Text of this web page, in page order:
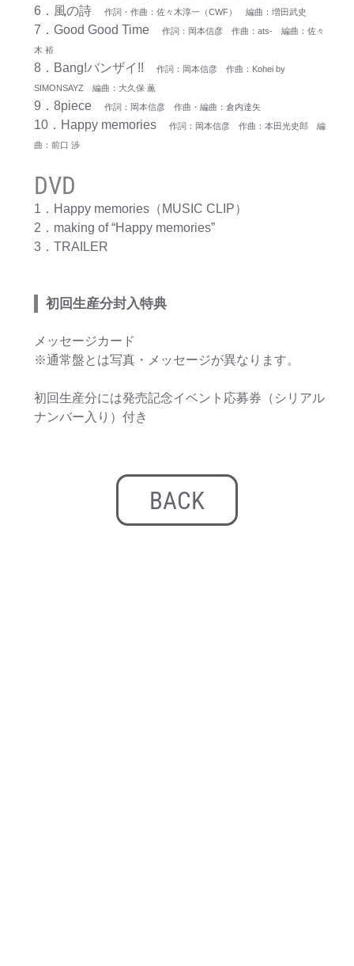
6．風の詩作詞・作曲：佐々木淳一（CWF） 編曲：増田武史
7．Good Good Time作詞：岡本信彦 作曲：ats‐ 編曲：佐々
木 裕
8．Bang!バンザイ!!作詞：岡本信彦 作曲：Kohei by
SIMONSAYZ 編曲：大久保 薫
9．8piece作詞：岡本信彦 作曲・編曲：倉内達矢
10．Happy memories作詞：岡本信彦 作曲：本田光史郎 編
曲：前口 渉
DVD
1．Happy memories（MUSIC CLIP）
2．making of “Happy memories”
3．TRAILER
初回生産分封入特典
メッセージカード
※通常盤とは写真・メッセージが異なります。
初回生産分には発売記念イベント応募券（シリアル
ナンバー入り）付き
BACK